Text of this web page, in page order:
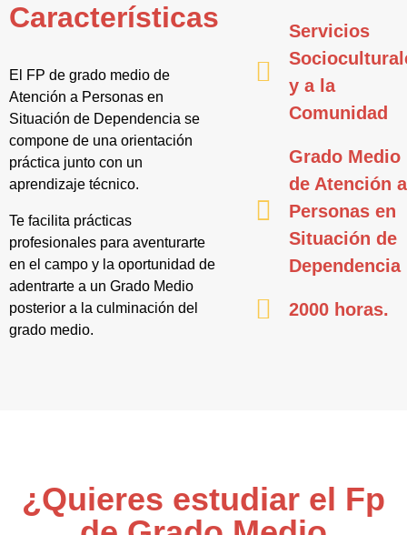
Características
El FP de grado medio de
Atención a Personas en
Situación de Dependencia se
compone de una orientación
práctica junto con un
aprendizaje técnico.
Te facilita prácticas
profesionales para aventurarte
en el campo y la oportunidad de
adentrarte a un Grado Medio
posterior a la culminación del
grado medio.
Servicios
y a la
Comunidad
Grado Medio
de Atención a
Personas en
Situación de
Dependencia
2000 horas.
¿Quieres estudiar el Fp